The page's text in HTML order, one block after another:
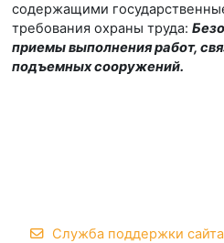
содержащими
требования охраны труда:
приемы выполнения работ,
подъемных сооружений.
Служба поддержки сайта